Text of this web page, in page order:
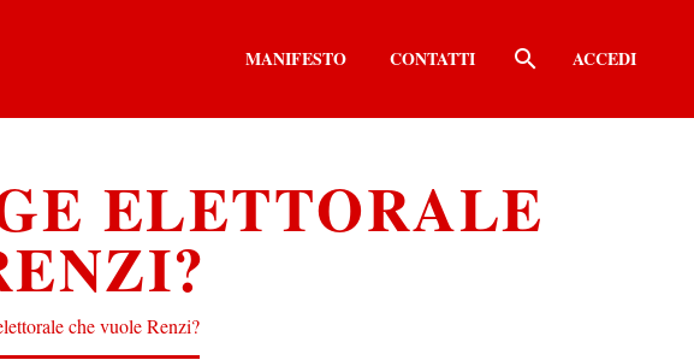
MANIFESTO CONTATTI ACCEDI
ELETTORALE
che vuole Renzi?